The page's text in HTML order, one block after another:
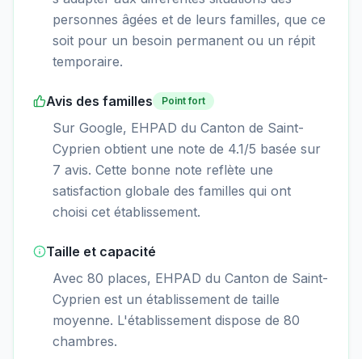
personnes âgées et de leurs familles, que ce
soit pour un besoin permanent ou un répit
temporaire.
Avis des familles Point fort
Sur Google, EHPAD du Canton de Saint-
Cyprien obtient une note de 4.1/5 basée sur
7 avis. Cette bonne note reflète une
satisfaction globale des familles qui ont
choisi cet établissement.
Taille et capacité
Avec 80 places, EHPAD du Canton de Saint-
Cyprien est un établissement de taille
moyenne. L'établissement dispose de 80
chambres.